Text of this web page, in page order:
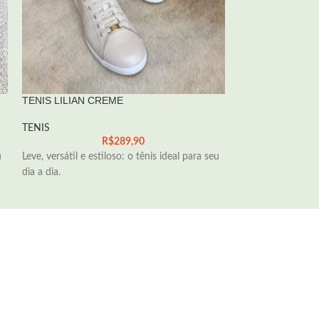
TENIS LILIAN CREME
TENIS
R$289,90
Leve, versátil e estiloso: o tênis ideal para seu
dia a dia.